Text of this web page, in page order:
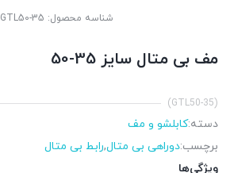
شناسه محصول: GTL50-35
مف بی متال سایز 35-50
(GTL50-35)
دسته:کابلشو و مف
برچسب:دوراهی بی متال,رابط بی متال
ویژگی‌ها